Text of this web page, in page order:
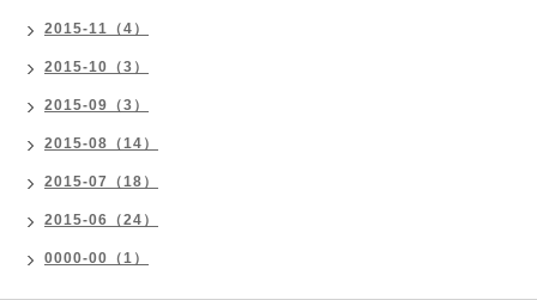
2015-11（4）
2015-10（3）
2015-09（3）
2015-08（14）
2015-07（18）
2015-06（24）
0000-00（1）